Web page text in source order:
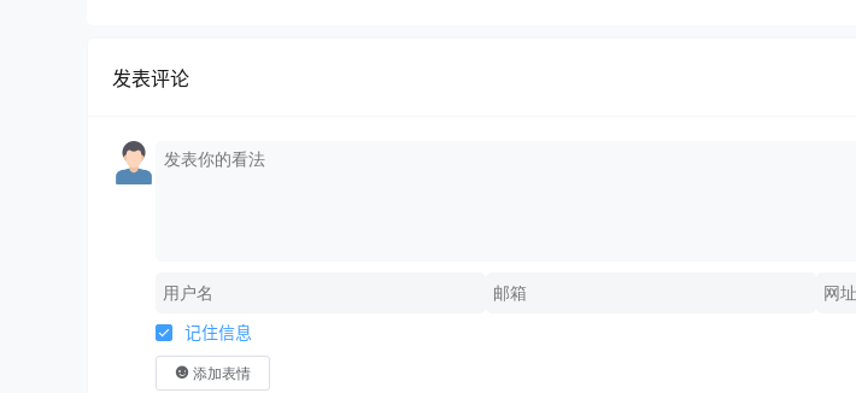
发表评论
记住信息
添加表情